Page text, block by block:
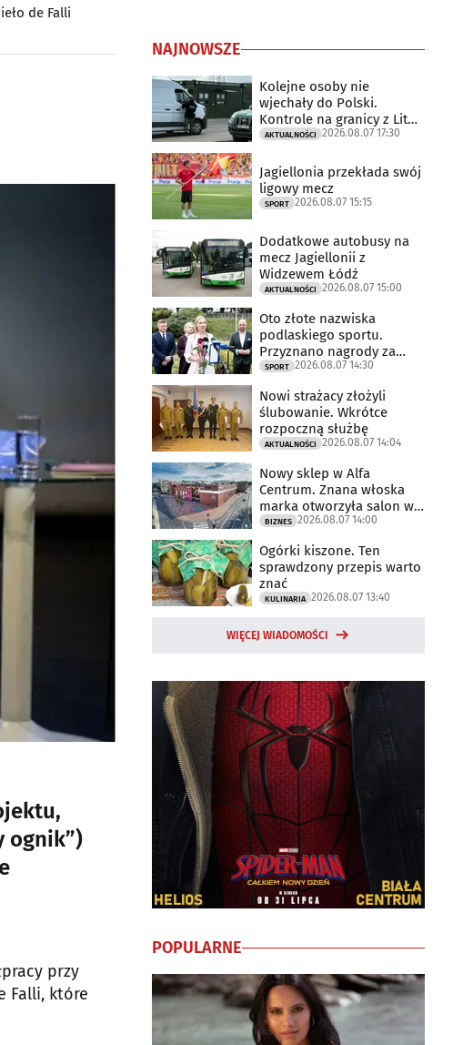
de Falli
ognik”)
przy
Falli, które
NAJNOWSZE
Kolejne osoby nie
wjechały do Polski.
Kontrole na granicy z Litwą
trwają
AKTUALNOŚCI 2026.08.07 17:30
Jagiellonia przekłada swój
ligowy mecz
SPORT 2026.08.07 15:15
Dodatkowe autobusy na
mecz Jagiellonii z
Widzewem Łódź
AKTUALNOŚCI 2026.08.07 15:00
Oto złote nazwiska
podlaskiego sportu.
Przyznano nagrody za
2025 rok
SPORT 2026.08.07 14:30
Nowi strażacy złożyli
ślubowanie. Wkrótce
rozpoczną służbę
AKTUALNOŚCI 2026.08.07 14:04
Nowy sklep w Alfa
Centrum. Znana włoska
marka otworzyła salon w
Białymstoku
BIZNES 2026.08.07 14:00
Ogórki kiszone. Ten
sprawdzony przepis warto
znać
KULINARIA 2026.08.07 13:40
WIĘCEJ WIADOMOŚCI
POPULARNE